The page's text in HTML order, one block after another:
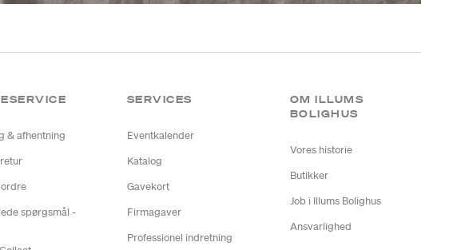
& afhentning
spørgsmål -
SERVICES
Eventkalender
Katalog
Gavekort
Firmagaver
Professionel indretning
OM ILLUMS
BOLIGHUS
Vores historie
Butikker
Job i Illums Bolighus
Ansvarlighed